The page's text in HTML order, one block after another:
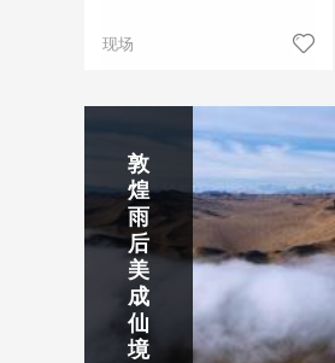
现场
静赏京娘湖
京娘湖位于邯郸武安市口上村
吉
林
市
北
山
公
园
云
探
古
北
水
镇
南
京
玄
武
湖
景
区
焦
作
红
石
峡
秦
皇
岛
金
梦
海
湾
剑
川
下
梅
岭
瀑
布
烟
雨
齐
云
山
敦
煌
雨
后
美
成
仙
境